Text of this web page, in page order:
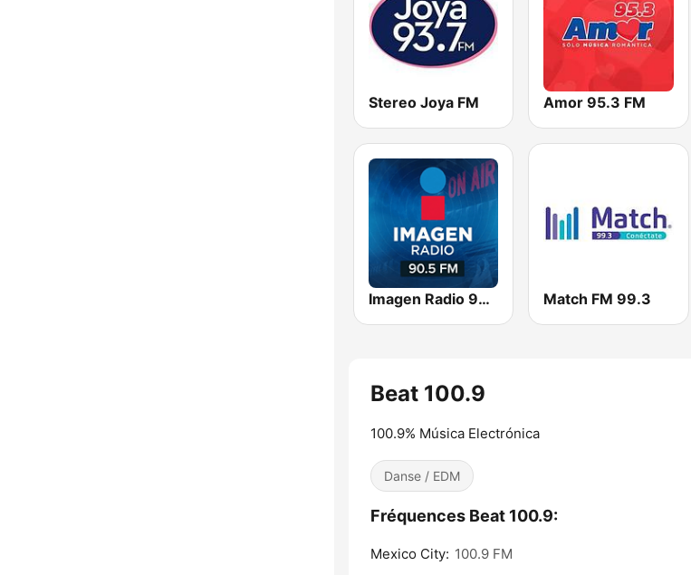
Stereo Joya FM Amor 95.3 FM
Imagen Radio 90.5 FM Match FM 99.3
Beat 100.9
100.9% Música Electrónica
Danse / EDM
Fréquences Beat 100.9:
Mexico City: 100.9 FM